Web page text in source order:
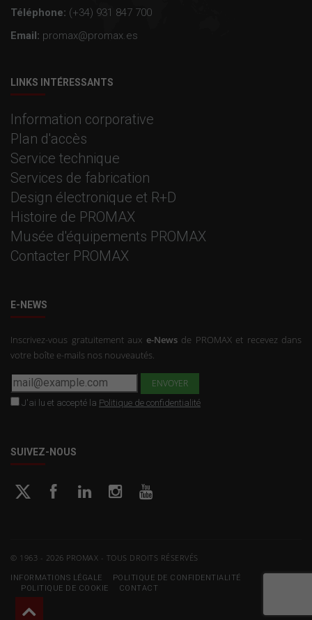
Téléphone: (+34) 931 847 700
Email: promax@promax.es
LINKS INTÉRESSANTS
Information corporative
Plan d'accès
Service technique
Services de fabrication
Design électronique et R+D
Histoire de PROMAX
Musée d'équipements PROMAX
Contacter PROMAX
E-NEWS
Inscrivez-vous gratuitement aux e-Newsde PROMAX et recevez dans
votre boîte e-mails nos nouveautés.
J'ai lu et accepté la Politique de confidentialité
SUIVEZ-NOUS
© 1963 - 2026 PROMAX - TOUS DROITS RÉSERVÉS
INFORMATIONS LÉGALE
POLITIQUE DE CONFIDENTIALITÉ
POLITIQUE DE COOKIE
CONTACT